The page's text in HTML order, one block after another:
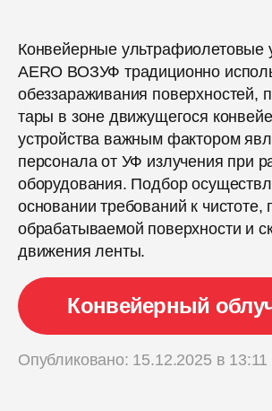
Конвейерные ультрафиолетовые
AERO ВОЗУФ традиционно
обеззараживания поверхностей,
тары в зоне движущегося
устройства важным фактором
персонала от УФ излучения при
оборудования. Подбор
основании требований к
обрабатываемой поверхности и
движения ленты.
Конвейерный
Опубликовано: 15.12.2025 в 13:11